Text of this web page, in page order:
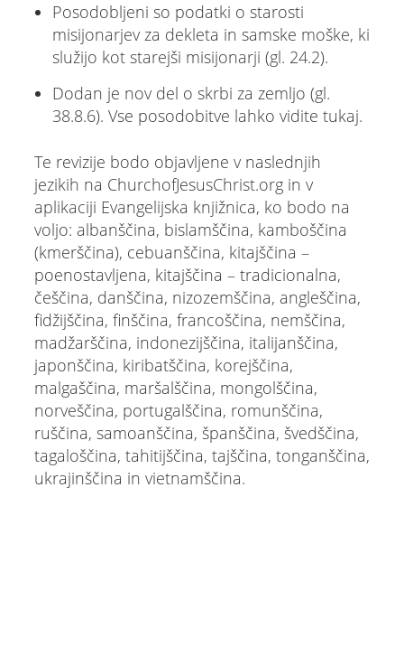
Posodobljeni so podatki o starosti
misijonarjev za dekleta in samske moške, ki
služijo kot starejši misijonarji (gl. 24.2).
Dodan je nov del o skrbi za zemljo (gl.
38.8.6). Vse posodobitve lahko vidite tukaj.
Te revizije bodo objavljene v naslednjih
jezikih na ChurchofJesusChrist.org in v
aplikaciji Evangelijska knjižnica, ko bodo na
voljo: albanščina, bislamščina, kamboščina
(kmerščina), cebuanščina, kitajščina –
poenostavljena, kitajščina – tradicionalna,
češčina, danščina, nizozemščina, angleščina,
fidžijščina, finščina, francoščina, nemščina,
madžarščina, indonezijščina, italijanščina,
japonščina, kiribatščina, korejščina,
malgaščina, maršalščina, mongolščina,
norveščina, portugalščina, romunščina,
ruščina, samoanščina, španščina, švedščina,
tagaloščina, tahitijščina, tajščina, tonganščina,
ukrajinščina in vietnamščina.